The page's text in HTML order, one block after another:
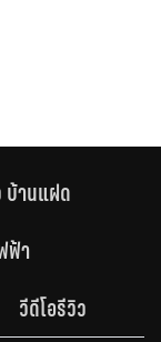
บ้านแฝด
ฟ้า
วีดีโอรีวิว